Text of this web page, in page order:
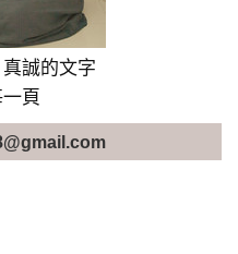
誠的文字
頁